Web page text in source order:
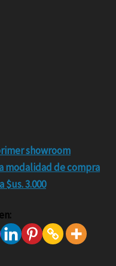
showroom
modalidad de compra
3.000